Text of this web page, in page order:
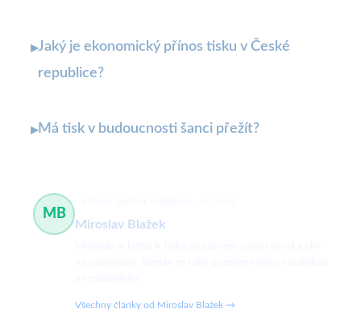
▸Jaký je ekonomický přínos tisku v České
republice?
▸Má tisk v budoucnosti šanci přežít?
MB
Miroslav Blažek
Všechny články od Miroslav Blažek →